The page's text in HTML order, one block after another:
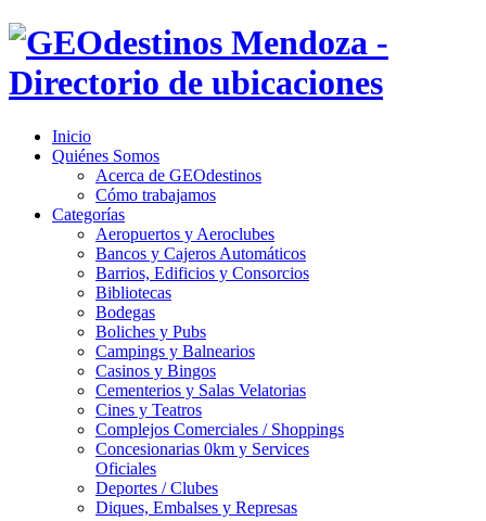
Inicio
Quiénes Somos
Acerca de GEOdestinos
Cómo trabajamos
Categorías
Aeropuertos y Aeroclubes
Bancos y Cajeros Automáticos
Barrios, Edificios y Consorcios
Bibliotecas
Bodegas
Boliches y Pubs
Campings y Balnearios
Casinos y Bingos
Cementerios y Salas Velatorias
Cines y Teatros
Complejos Comerciales / Shoppings
Concesionarias 0km y Services
Oficiales
Deportes / Clubes
Diques, Embalses y Represas